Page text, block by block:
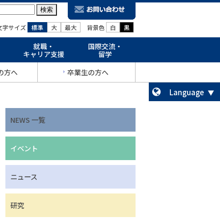
字サイズ 標準 大 最大 背景色 白 黒
就職・
キャリア支援
国際交流・
留学
方へ
卒業生の方へ
Language
NEWS 一覧
イベント
ニュース
研究